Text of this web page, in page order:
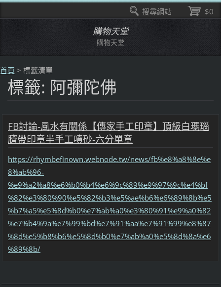
購物天堂
購物天堂
首頁 > 標籤清單
標籤: 阿彌陀佛
FB討論-風水有關係【傳家手工印章】頂級白瑪瑙
臍帶印章半手工噴砂-六分單章
https://rhymbefinown.webnode.tw/news/fb%e8%a8%8e%e
8%ab%96-
%e9%a2%a8%e6%b0%b4%e6%9c%89%e9%97%9c%e4%bf
%82%e3%80%90%e5%82%b3%e5%ae%b6%e6%89%8b%e5
%b7%a5%e5%8d%b0%e7%ab%a0%e3%80%91%e9%a0%82
%e7%b4%9a%e7%99%bd%e7%91%aa%e7%91%99%e8%87
%8d%e5%b8%b6%e5%8d%b0%e7%ab%a0%e5%8d%8a%e6
%89%8b/
$0
搜尋網站